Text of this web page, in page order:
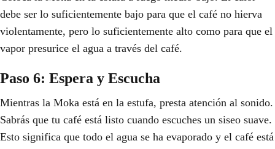
debe ser lo suficientemente bajo para que el café no hierva
violentamente, pero lo suficientemente alto como para que el
vapor presurice el agua a través del café.
Paso 6: Espera y Escucha
Mientras la Moka está en la estufa, presta atención al sonido.
Sabrás que tu café está listo cuando escuches un siseo suave.
Esto significa que todo el agua se ha evaporado y el café está